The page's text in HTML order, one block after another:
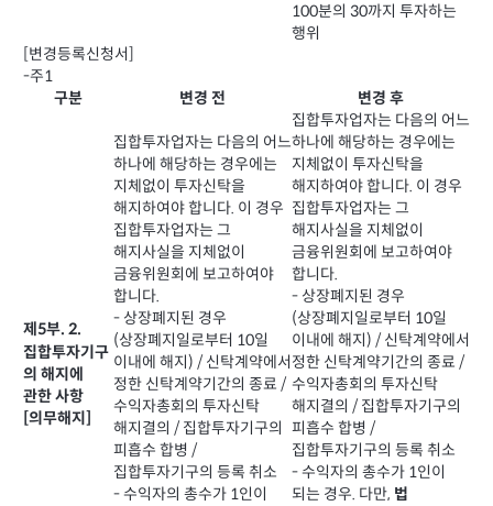
100분의 30까지 투자하는
행위
[변경등록신청서]
-주1
구분
변경 전 변경 후
제5부. 2.
집합투자기구
의 해지에
관한 사항
[의무해지]
집합투자업자는 다음의 어느
하나에 해당하는 경우에는
지체없이 투자신탁을
해지하여야 합니다. 이 경우
집합투자업자는 그
해지사실을 지체없이
금융위원회에 보고하여야
합니다.
- 상장폐지된 경우
(상장폐지일로부터 10일
이내에 해지) / 신탁계약에서
정한 신탁계약기간의 종료 /
수익자총회의 투자신탁
해지결의 / 집합투자기구의
피흡수 합병 /
집합투자기구의 등록 취소
- 수익자의 총수가 1인이
집합투자업자는 다음의 어느
하나에 해당하는 경우에는
지체없이 투자신탁을
해지하여야 합니다. 이 경우
집합투자업자는 그
해지사실을 지체없이
금융위원회에 보고하여야
합니다.
- 상장폐지된 경우
(상장폐지일로부터 10일
이내에 해지) / 신탁계약에서
정한 신탁계약기간의 종료 /
수익자총회의 투자신탁
해지결의 / 집합투자기구의
피흡수 합병 /
집합투자기구의 등록 취소
- 수익자의 총수가 1인이
되는 경우. 다만, 법